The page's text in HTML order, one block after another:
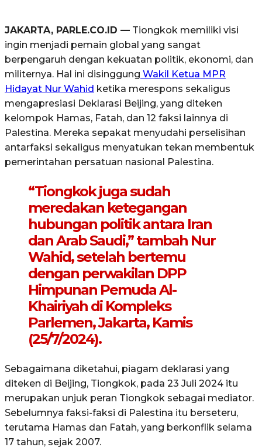
JAKARTA, PARLE.CO.ID — Tiongkok memiliki visi
ingin menjadi pemain global yang sangat
berpengaruh dengan kekuatan politik, ekonomi, dan
militernya. Hal ini disinggung Wakil Ketua MPR
Hidayat Nur Wahid ketika merespons sekaligus
mengapresiasi Deklarasi Beijing, yang diteken
kelompok Hamas, Fatah, dan 12 faksi lainnya di
Palestina. Mereka sepakat menyudahi perselisihan
antarfaksi sekaligus menyatukan tekan membentuk
pemerintahan persatuan nasional Palestina.
“Tiongkok juga sudah
meredakan ketegangan
hubungan politik antara Iran
dan Arab Saudi,” tambah Nur
Wahid, setelah bertemu
dengan perwakilan DPP
Himpunan Pemuda Al-
Khairiyah di Kompleks
Parlemen, Jakarta, Kamis
(25/7/2024).
Sebagaimana diketahui, piagam deklarasi yang
diteken di Beijing, Tiongkok, pada 23 Juli 2024 itu
merupakan unjuk peran Tiongkok sebagai mediator.
Sebelumnya faksi-faksi di Palestina itu berseteru,
terutama Hamas dan Fatah, yang berkonflik selama
17 tahun, sejak 2007.